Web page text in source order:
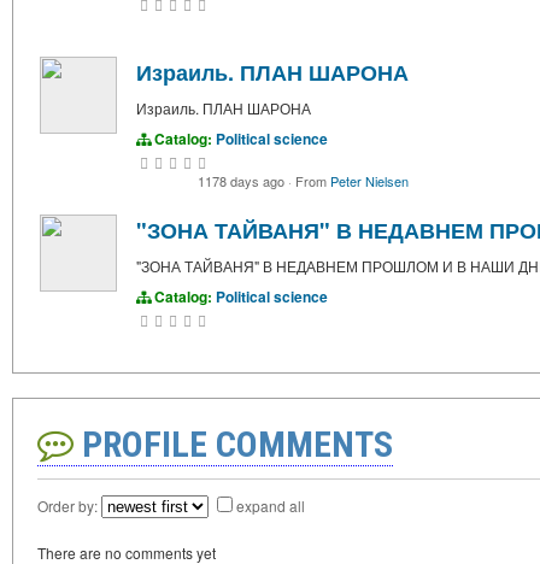
Израиль. ПЛАН ШАРОНА
Израиль. ПЛАН ШАРОНА
Catalog: Political science
1178 days ago · From Peter Nielsen
"ЗОНА ТАЙВАНЯ" В НЕДАВНЕМ
"ЗОНА ТАЙВАНЯ" В НЕДАВНЕМ ПРОШЛОМ И В НАШИ
Catalog: Political science
PROFILE COMMENTS
Order by: expand all
There are no comments yet